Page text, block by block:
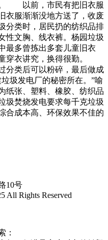
。 以前，市民有把旧衣服
衣服渐渐没地方送了，收废
分类时，居民扔的纺织品排
性文胸、线衣裤。杨园垃圾
最多曾拣出多套儿童旧衣
童穿衣讲究，换得很勤。
分类后可以粉碎，最后做成
圾发电厂的秘密所在。”喻
纸张、塑料、橡胶、纺织品
圾焚烧发电要求每千克垃圾
合成本高、环保效果不佳的
10号
All Rights Reserved
：